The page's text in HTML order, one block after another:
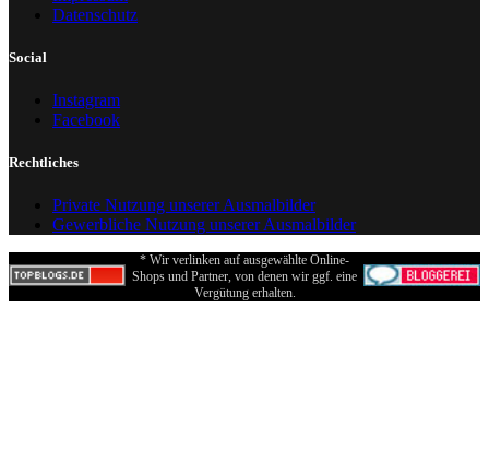
Datenschutz
Social
Instagram
Facebook
Rechtliches
Private Nutzung unserer Ausmalbilder
Gewerbliche Nutzung unserer Ausmalbilder
* Wir verlinken auf ausgewählte Online-
Shops und Partner, von denen wir ggf. eine
Vergütung erhalten.